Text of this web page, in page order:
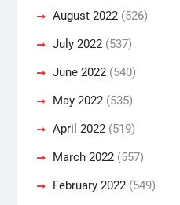
August 2022(526)
July 2022(537)
June 2022(540)
May 2022(535)
April 2022(519)
March 2022(557)
February 2022(549)